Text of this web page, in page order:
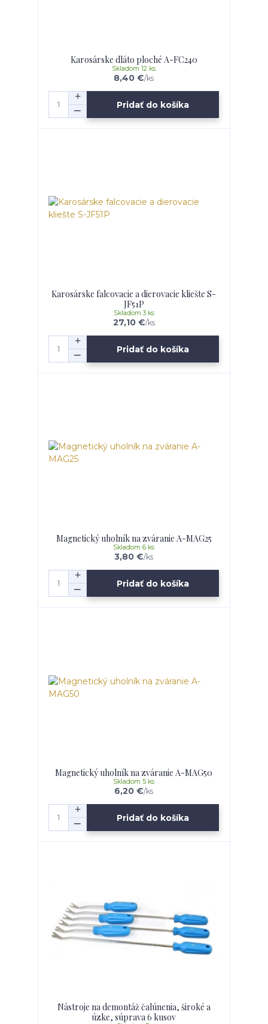
Karosárske dláto ploché A-FC240
8,40 €/ks
Skladom 12 ks
Pridať do košíka
Karosárske falcovacie a dierovacie kliešte S-
JF51P
27,10 €/ks
Skladom 3 ks
Pridať do košíka
Magnetický uholník na zváranie A-MAG25
3,80 €/ks
Skladom 6 ks
Pridať do košíka
Magnetický uholník na zváranie A-MAG50
6,20 €/ks
Skladom 5 ks
Pridať do košíka
Nástroje na demontáž čalúnenia, široké a
úzke, súprava 6 kusov